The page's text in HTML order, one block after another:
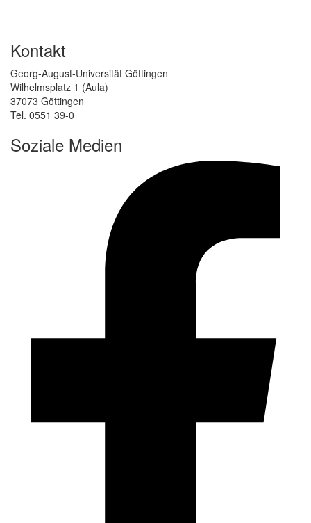
Kontakt
Georg-August-Universität Göttingen
Wilhelmsplatz 1 (Aula)
37073 Göttingen
Tel. 0551 39-0
Soziale Medien